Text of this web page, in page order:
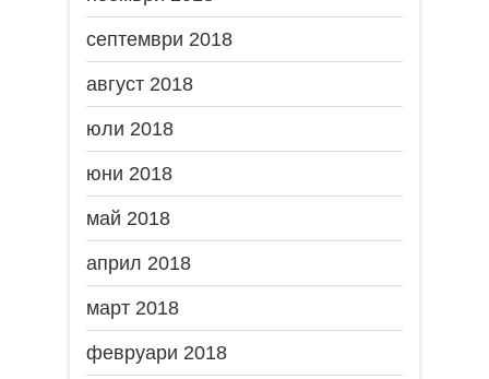
септември 2018
август 2018
юли 2018
юни 2018
май 2018
април 2018
март 2018
февруари 2018